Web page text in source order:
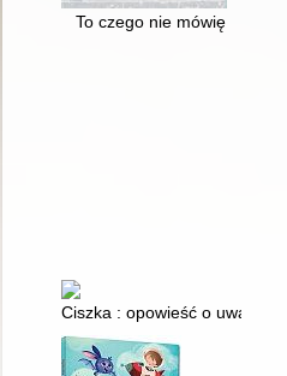
To czego nie mówię
Ciszka : opowieść o uważności